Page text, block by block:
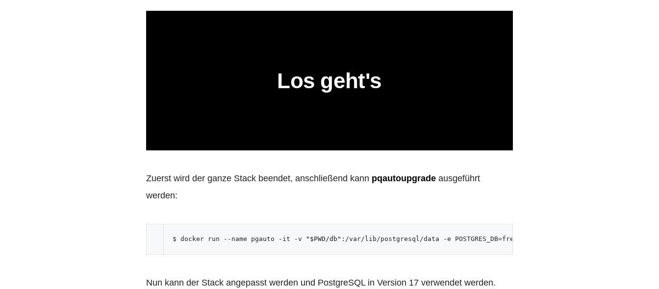
Los geht's
Zuerst wird der ganze Stack beendet, anschließend kann pqautoupgradeausgeführt
werden:
$ docker run --name pgauto -it -v " $PWD/db" :/var/lib/postgresql/data -e POSTGRES_DB=freshrss -e POSTGRES_USER=freshrss -e
Nun kann der Stack angepasst werden und PostgreSQL in Version 17 verwendet werden.